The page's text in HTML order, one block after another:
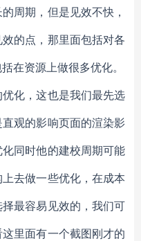
周期，但是见效不快，
的点，那里面包括对各
在资源上做很多优化。
化，这也是我们最先选
观的影响页面的渲染影
同时他的建校周期可能
去做一些优化，在成本
最容易见效的，我们可
里面有一个截图刚才的